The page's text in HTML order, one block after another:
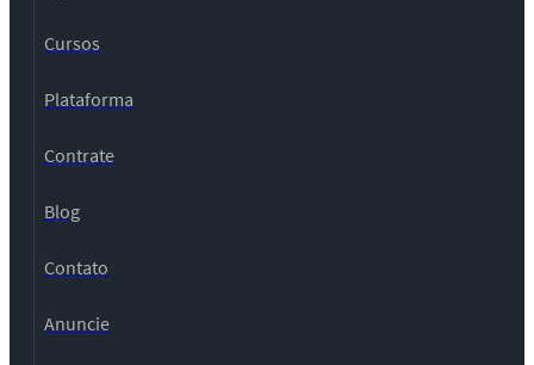
Cursos
Plataforma
Contrate
Blog
Contato
Anuncie